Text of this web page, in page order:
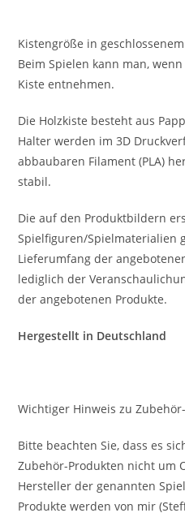
Kistengröße in
Beim Spielen kann man,
Kiste entnehmen.
Die Holzkiste besteht aus
Halter werden im 3D
abbaubaren Filament (PLA)
stabil.
Die auf den Produktbildern
Spielfiguren/Spielmaterialien
Lieferumfang der
lediglich der
der angebotenen Produkte.
Hergestellt in Deutschland
Wichtiger Hinweis zu
Bitte beachten Sie, dass es
Zubehör-Produkten nicht um
Hersteller der genannten
Produkte werden von mir